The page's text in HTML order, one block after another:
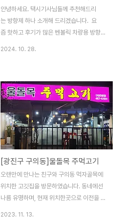
으나, 나에겐 치명적인 단점 몇가지가 발목을
잡았다. - 13CM 길어진 롱휠베이스 말이 후
륜조향이지..
안녕하세요. 택시기사님들께 추천해드리
는 방향제 하나 소개해 드리겠습니다. 요
즘 핫하고 후기가 많은 벤볼릭 차량용 방향
일, 설명서, 기본클립, 롱클립 그리고 본체
는 블랙,실버,핑크 3가지가 있습니다. 사용방
법은 먼저 본체 커버를 열어줍니다. 석고
를 본체에 넣어 줍니다. 오일을 3~5방울 떨
어뜨려 줍니다. 케이스를 닫고 적당량의 향
이 나오도록 조여줍니다. 그리고 동봉된 클립
을 이용해서 송풍구에 장착하시면 됩니다. 그
리고 남은 오일병은 비닐에 넣어서 보관하시
면 됩니다. 제가 이제품을 선택한 이유는 방
향제 잘못사용하면 머리아프고 멀미도 납..
2024. 10. 28.
[광진구 구의동]울돌목 주먹고기
오랜만에 만나는 친구와 구의동 먹자골목에
위치한 고깃집을 방문하였습니다. 동네에선
나름 유명하며, 현재 위치한곳으로 이전을 한
2023. 11. 13.